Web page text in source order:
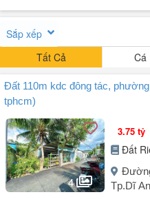
Sắp xếp
Tất Cả
Cá
Đất 110m kdc đông tác,
tphcm)
4
3.75 tỷ
Đất
Tp.Dĩ